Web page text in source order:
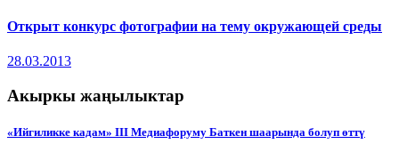
Открыт конкурс фотографии на тему окружающей среды
28.03.2013
Акыркы жаңылыктар
«Ийгиликке кадам» III Медиафоруму Баткен шаарында болуп өттү